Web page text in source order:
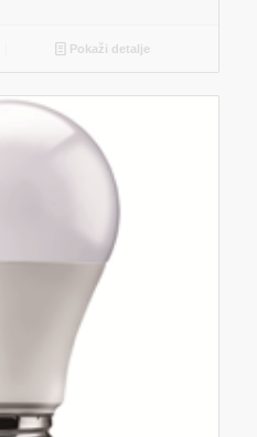
Pokaži detalje